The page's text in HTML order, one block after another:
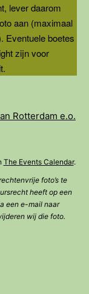
lever daarom
aan (maximaal
Eventuele boetes
zijn voor
Rotterdam e.o.
The Events Calendar.
foto’s te
heeft op een
een e-mail naar
wij die foto.